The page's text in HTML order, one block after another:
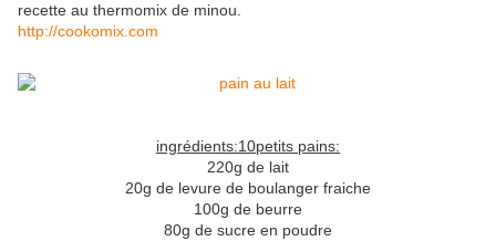
recette au thermomix de minou.
http://cookomix.com
ingrédients:10petits pains:
220g de lait
20g de levure de boulanger fraiche
100g de beurre
80g de sucre en poudre